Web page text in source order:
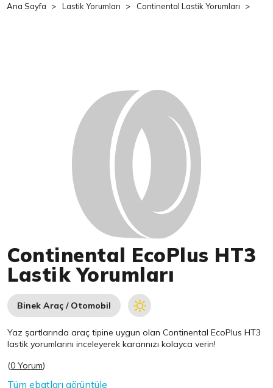
Ana Sayfa Lastik Yorumları Continental Lastik Yorumları
Continental EcoPlus HT3
Lastik Yorumları
Binek Araç / Otomobil
Yaz şartlarında araç tipine uygun olanContinental EcoPlus HT3
lastik yorumlarını inceleyerek kararınızı kolayca verin!
(0 Yorum)
Tüm ebatları görüntüle